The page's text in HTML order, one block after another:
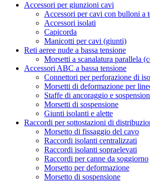
Accessori per giunzioni cavi
Accessori per cavi con bulloni a
Accessori isolati
Capicorda
Manicotti per cavi (giunti)
Reti aeree nude a bassa tensione
Morsetti a scanalatura parallela
Accessori ABC a bassa tensione
Connettori per perforazione di
Morsetti di deformazione per
Staffe di ancoraggio e
Morsetti di sospensione
Giunti isolanti e alette
Raccordi per sottostazioni di
Morsetto di fissaggio del cavo
Raccordi isolanti centralizzati
Raccordi isolanti sopraelevati
Raccordi per canne da soggiorno
Morsetto per deformazione
Morsetto di sospensione